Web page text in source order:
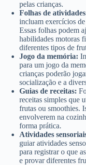
pelas crianças.
Folhas de
incluam exercícios
Essas folhas podem
habilidades motoras
diferentes tipos de
Jogo da memória:
para um jogo da
crianças poderão
socialização e a
Guias de receitas:
receitas simples que
frutas ou smoothies.
envolverem na
forma prática.
Atividades
guiar atividades
para registrar o que
e provar diferentes